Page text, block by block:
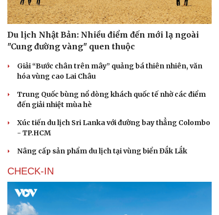
Sân khấu - Điện ảnh
Văn học
Âm nhạc
Di sản
Thời trang
Du lịch Nhật Bản: Nhiều điểm đến mới lạ ngoài
"Cung đường vàng" quen thuộc
Giải “Bước chân trên mây” quảng bá thiên nhiên, văn
hóa vùng cao Lai Châu
Trung Quốc bùng nổ dòng khách quốc tế nhờ các điểm
đến giải nhiệt mùa hè
Xúc tiến du lịch Sri Lanka với đường bay thẳng Colombo
- TP.HCM
Nâng cấp sản phẩm du lịch tại vùng biển Đắk Lắk
CHECK-IN